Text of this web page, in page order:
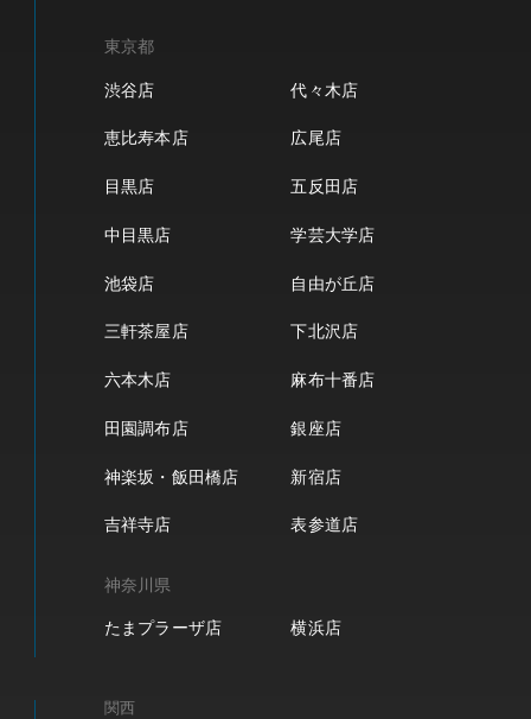
東京都
渋谷店 代々木店
恵比寿本店 広尾店
目黒店 五反田店
中目黒店 学芸大学店
池袋店 自由が丘店
三軒茶屋店 下北沢店
六本木店 麻布十番店
田園調布店 銀座店
神楽坂・飯田橋店 新宿店
吉祥寺店 表参道店
神奈川県
たまプラーザ店 横浜店
関西